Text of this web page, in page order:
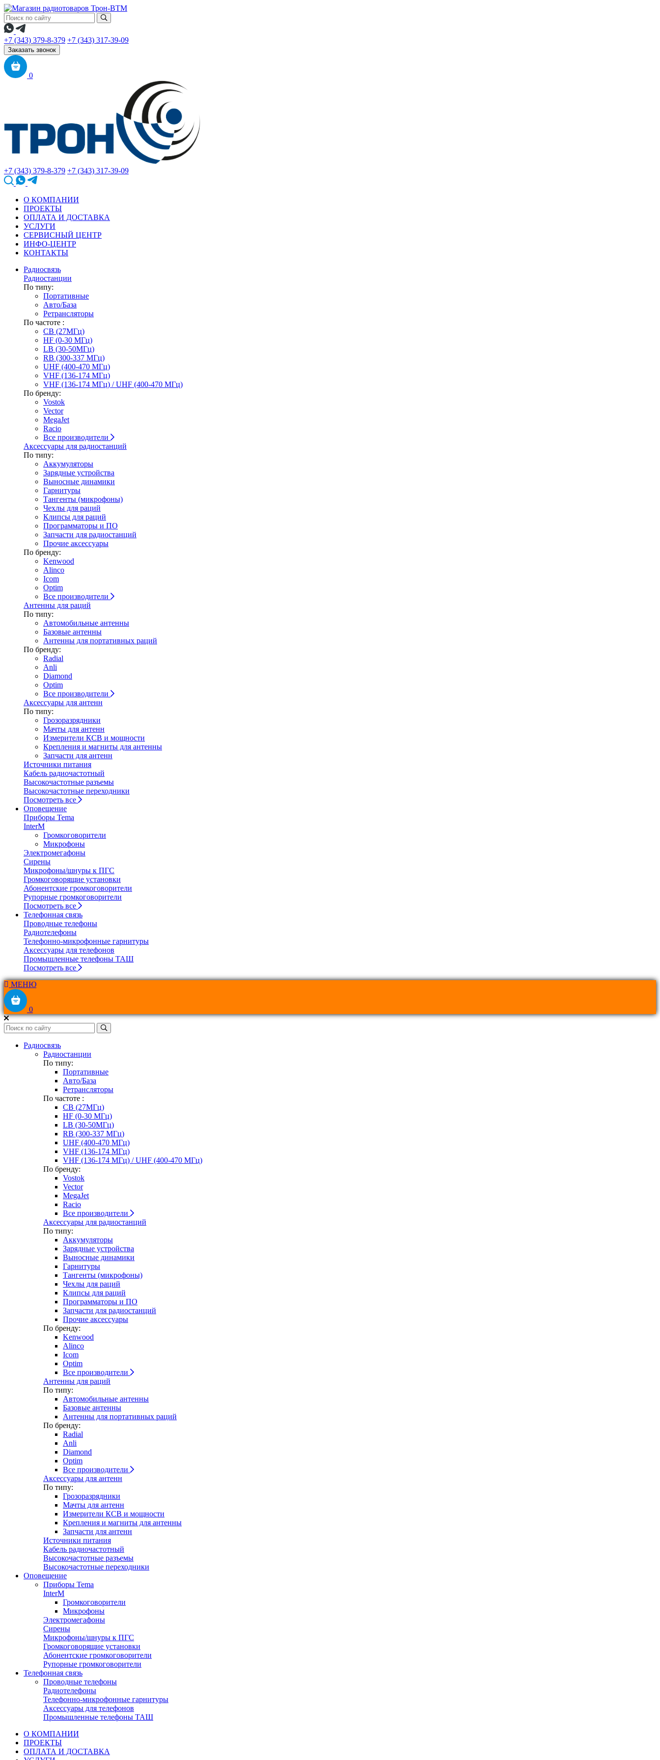
+7 (343) 379-8-379 +7 (343) 317-39-09
Заказать звонок
0
+7 (343) 379-8-379 +7 (343) 317-39-09
О КОМПАНИИ
ПРОЕКТЫ
ОПЛАТА И ДОСТАВКА
УСЛУГИ
СЕРВИСНЫЙ ЦЕНТР
ИНФО-ЦЕНТР
КОНТАКТЫ
Радиосвязь
Радиостанции
По типу:
Портативные
Авто/База
Ретрансляторы
По частоте :
CB (27МГц)
HF (0-30 МГц)
LB (30-50МГц)
RB (300-337 МГц)
UHF (400-470 МГц)
VHF (136-174 МГц)
VHF (136-174 МГц) / UHF (400-470 МГц)
По бренду:
Vostok
Vector
MegaJet
Racio
Все производители
Аксессуары для радиостанций
По типу:
Аккумуляторы
Зарядные устройства
Выносные динамики
Гарнитуры
Тангенты (микрофоны)
Чехлы для раций
Клипсы для раций
Программаторы и ПО
Запчасти для радиостанций
Прочие аксессуары
По бренду:
Kenwood
Alinco
Icom
Optim
Все производители
Антенны для раций
По типу:
Автомобильные антенны
Базовые антенны
Антенны для портативных раций
По бренду:
Radial
Anli
Diamond
Optim
Все производители
Аксессуары для антенн
По типу:
Грозоразрядники
Мачты для антенн
Измерители КСВ и мощности
Крепления и магниты для антенны
Запчасти для антенн
Источники питания
Кабель радиочастотный
Высокочастотные разъемы
Высокочастотные переходники
Посмотреть все
Оповещение
Приборы Tema
InterM
Громкоговорители
Микрофоны
Электромегафоны
Сирены
Микрофоны/шнуры к ПГС
Громкоговорящие установки
Абонентские громкоговорители
Рупорные громкоговорители
Посмотреть все
Телефонная связь
Проводные телефоны
Радиотелефоны
Телефонно-микрофонные гарнитуры
Аксессуары для телефонов
Промышленные телефоны ТАШ
Посмотреть все
МЕНЮ
0
Радиосвязь
Радиостанции
По типу:
Портативные
Авто/База
Ретрансляторы
По частоте :
CB (27МГц)
HF (0-30 МГц)
LB (30-50МГц)
RB (300-337 МГц)
UHF (400-470 МГц)
VHF (136-174 МГц)
VHF (136-174 МГц) / UHF (400-470 МГц)
По бренду:
Vostok
Vector
MegaJet
Racio
Все производители
Аксессуары для радиостанций
По типу:
Аккумуляторы
Зарядные устройства
Выносные динамики
Гарнитуры
Тангенты (микрофоны)
Чехлы для раций
Клипсы для раций
Программаторы и ПО
Запчасти для радиостанций
Прочие аксессуары
По бренду:
Kenwood
Alinco
Icom
Optim
Все производители
Антенны для раций
По типу:
Автомобильные антенны
Базовые антенны
Антенны для портативных раций
По бренду:
Radial
Anli
Diamond
Optim
Все производители
Аксессуары для антенн
По типу:
Грозоразрядники
Мачты для антенн
Измерители КСВ и мощности
Крепления и магниты для антенны
Запчасти для антенн
Источники питания
Кабель радиочастотный
Высокочастотные разъемы
Высокочастотные переходники
Оповещение
Приборы Tema
InterM
Громкоговорители
Микрофоны
Электромегафоны
Сирены
Микрофоны/шнуры к ПГС
Громкоговорящие установки
Абонентские громкоговорители
Рупорные громкоговорители
Телефонная связь
Проводные телефоны
Радиотелефоны
Телефонно-микрофонные гарнитуры
Аксессуары для телефонов
Промышленные телефоны ТАШ
О КОМПАНИИ
ПРОЕКТЫ
ОПЛАТА И ДОСТАВКА